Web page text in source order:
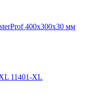
400x300x30 мм